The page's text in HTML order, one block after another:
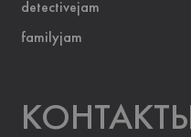
detectivejam
familyjam